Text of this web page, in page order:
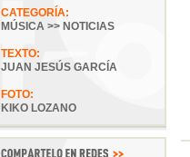
CATEGORÍA:
MÚSICA >> NOTICIAS
TEXTO:
JUAN JESÚS GARCÍA
FOTO:
KIKO LOZANO